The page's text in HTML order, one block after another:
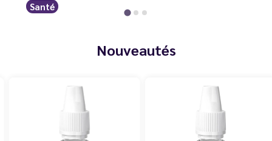
Santé
Nouveautés